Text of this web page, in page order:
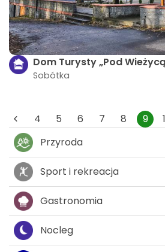
Sobótka
4 5 6 7 8 9
Przyroda
Sport i rekreacja
Gastronomia
Nocleg